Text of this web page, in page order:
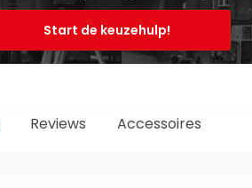
Start de keuzehulp!
Reviews Accessoires